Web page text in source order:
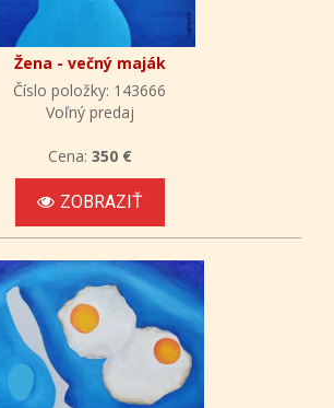
Žena - večný maják
Číslo položky: 143666
Voľný predaj
Cena: 350 €
ZOBRAZIŤ